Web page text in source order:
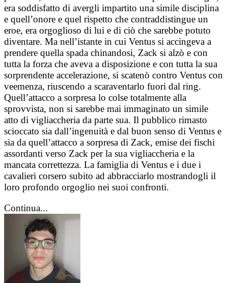
era soddisfatto di avergli impartito una simile disciplina
e quell’onore e quel rispetto che contraddistingue un
eroe, era orgoglioso di lui e di ciò che sarebbe potuto
diventare. Ma nell’istante in cui Ventus si accingeva a
prendere quella spada chinandosi, Zack si alzò e con
tutta la forza che aveva a disposizione e con tutta la sua
sorprendente accelerazione, si scatenò contro Ventus con
veemenza, riuscendo a scaraventarlo fuori dal ring.
Quell’attacco a sorpresa lo colse totalmente alla
sprovvista, non si sarebbe mai immaginato un simile
atto di vigliaccheria da parte sua. Il pubblico rimasto
scioccato sia dall’ingenuità e dal buon senso di Ventus e
sia da quell’attacco a sorpresa di Zack, emise dei fischi
assordanti verso Zack per la sua vigliaccheria e la
mancata correttezza. La famiglia di Ventus e i due i
cavalieri corsero subito ad abbracciarlo mostrandogli il
loro profondo orgoglio nei suoi confronti.
Continua...